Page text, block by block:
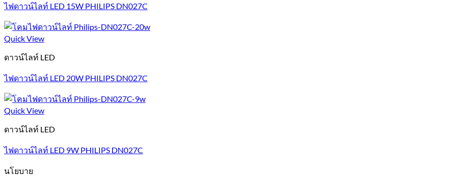
ไฟดาวน์ไลท์ LED 15W PHILIPS DN027C
Quick View
ดาวน์ไลท์ LED
ไฟดาวน์ไลท์ LED 20W PHILIPS DN027C
Quick View
ดาวน์ไลท์ LED
ไฟดาวน์ไลท์ LED 9W PHILIPS DN027C
นโยบาย